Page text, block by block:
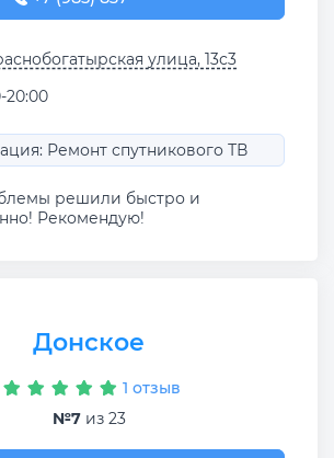
улица, 13с3
20:00
Ремонт спутникового ТВ
решили быстро и
Рекомендую!
Донское
1 отзыв
№7из 23